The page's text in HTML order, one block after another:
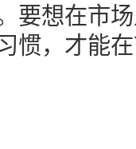
要想在市
惯，才能